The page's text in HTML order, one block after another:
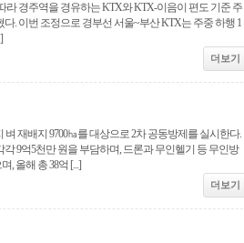
라 경주역을 경유하는 KTX와 KTX-이음이 편도 기준 주
. 이번 조정으로 경부선 서울~부산 KTX는 주중 하행 1
더보기
재배지 9700㏊를 대상으로 2차 공동방제를 실시한다.
9억5천만 원을 부담하며, 드론과 무인헬기 등 무인방
, 올해 총 38억 [...]
더보기